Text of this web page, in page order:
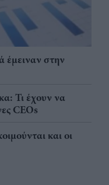
έμειναν στην
Τι έχουν να
CEOs
και οι